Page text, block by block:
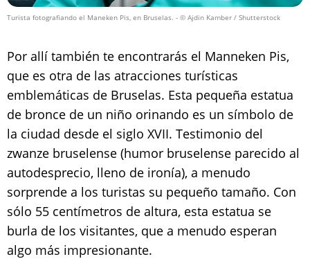
Turista fotografiando el Maneken Pis, en Bruselas. - © Ajdin Kamber / Shutterstock
Por allí también te encontrarás el Manneken Pis,
que es otra de las atracciones turísticas
emblemáticas de Bruselas. Esta pequeña estatua
de bronce de un niño orinando es un símbolo de
la ciudad desde el siglo XVII. Testimonio del
zwanze bruselense (humor bruselense parecido al
autodesprecio, lleno de ironía), a menudo
sorprende a los turistas su pequeño tamaño. Con
sólo 55 centímetros de altura, esta estatua se
burla de los visitantes, que a menudo esperan
algo más impresionante.